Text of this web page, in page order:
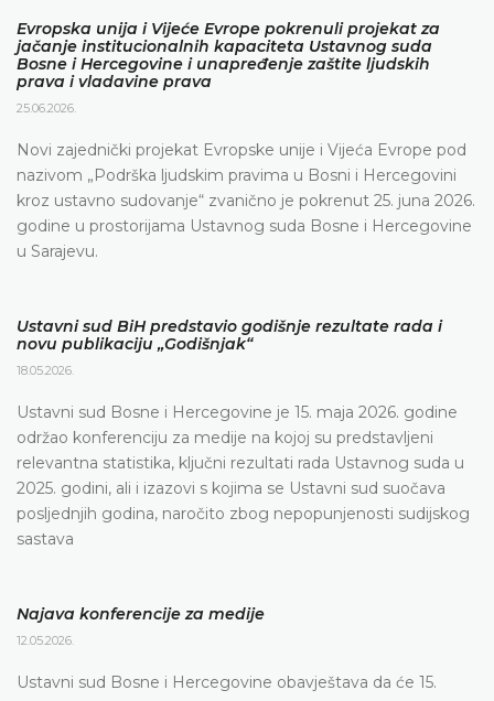
Evropska unija i Vijeće Evrope pokrenuli projekat za
jačanje institucionalnih kapaciteta Ustavnog suda
Bosne i Hercegovine i unapređenje zaštite ljudskih
prava i vladavine prava
25.06.2026.
Novi zajednički projekat Evropske unije i Vijeća Evrope pod
nazivom „Podrška ljudskim pravima u Bosni i Hercegovini
kroz ustavno sudovanje“ zvanično je pokrenut 25. juna 2026.
godine u prostorijama Ustavnog suda Bosne i Hercegovine
u Sarajevu.
Ustavni sud BiH predstavio godišnje rezultate rada i
novu publikaciju „Godišnjak“
18.05.2026.
Ustavni sud Bosne i Hercegovine je 15. maja 2026. godine
održao konferenciju za medije na kojoj su predstavljeni
relevantna statistika, ključni rezultati rada Ustavnog suda u
2025. godini, ali i izazovi s kojima se Ustavni sud suočava
posljednjih godina, naročito zbog nepopunjenosti sudijskog
sastava
Najava konferencije za medije
12.05.2026.
Ustavni sud Bosne i Hercegovine obavještava da će 15.